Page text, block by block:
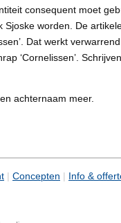
consequent moet
Sjoske worden. De
Dat werkt
‘Cornelissen’.
achternaam meer.
Concepten Info &